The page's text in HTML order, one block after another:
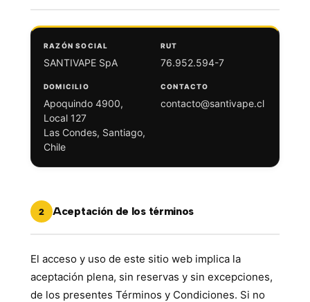
RAZÓN SOCIAL
SANTIVAPE SpA
RUT
76.952.594-7
DOMICILIO
Apoquindo 4900,
Local 127
Las Condes, Santiago,
Chile
CONTACTO
contacto@santivape.cl
2 Aceptación de los términos
El acceso y uso de este sitio web implica la
aceptación plena, sin reservas y sin excepciones,
de los presentes Términos y Condiciones. Si no